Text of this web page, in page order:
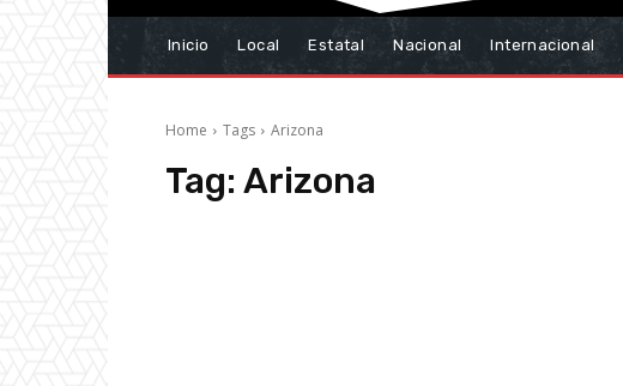
Inicio Local Estatal Nacional Internacional
Home Tags Arizona
Tag: Arizona